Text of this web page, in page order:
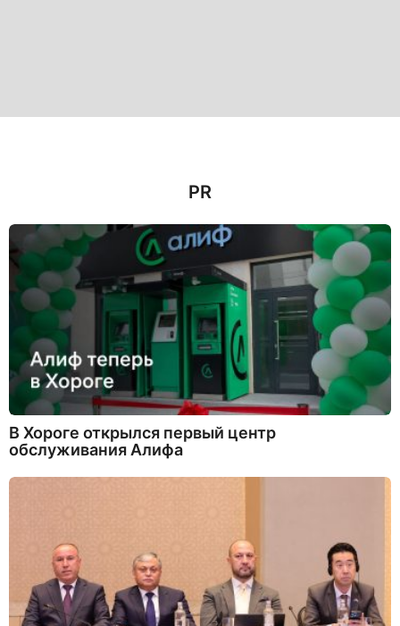
PR
В Хороге открылся первый центр
обслуживания Алифа